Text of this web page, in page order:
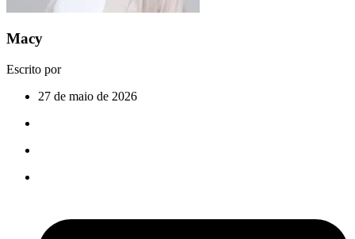
Macy
Escrito por
27 de maio de 2026